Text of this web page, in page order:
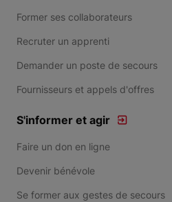
Former ses collaborateurs
Recruter un apprenti
Demander un poste de secours
Fournisseurs et appels d'offres
S'informer et agir
Faire un don en ligne
Devenir bénévole
Se former aux gestes de secours